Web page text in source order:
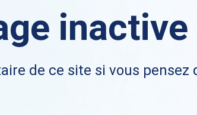
inactive
de ce site si vous pensez